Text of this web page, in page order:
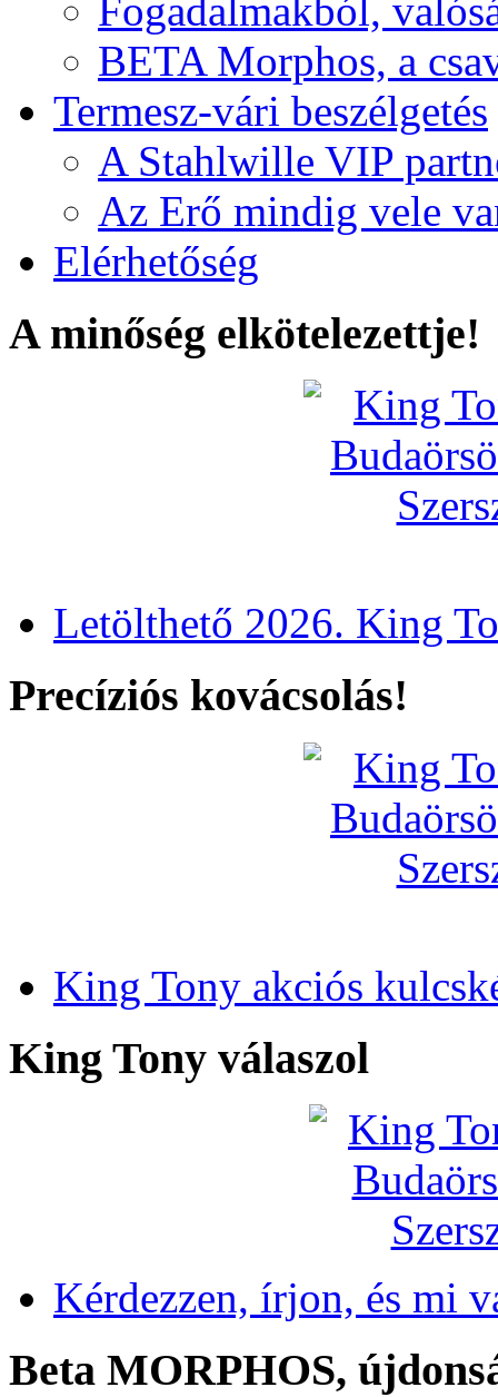
Fogadalmakból,
BETA Morphos, a
Termesz-vári beszélgetés
A Stahlwille VIP
Az Erő mindig vele
Elérhetőség
A minőség elkötelezettje!
Letölthető 2026. King
Precíziós kovácsolás!
King Tony akciós
King Tony válaszol
Kérdezzen, írjon, és mi
Beta MORPHOS,